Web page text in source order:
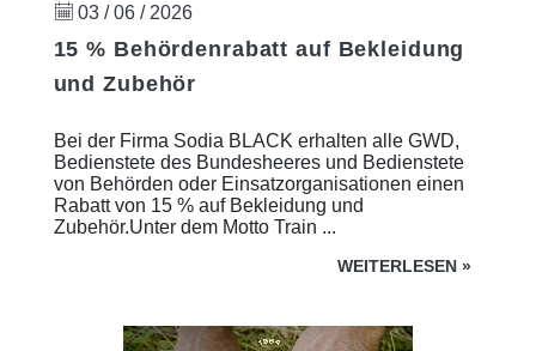
03 / 06 / 2026
15 % Behördenrabatt auf Bekleidung
und Zubehör
Bei der Firma Sodia BLACK erhalten alle GWD,
Bedienstete des Bundesheeres und Bedienstete
von Behörden oder Einsatzorganisationen einen
Rabatt von 15 % auf Bekleidung und
Zubehör.Unter dem Motto Train ...
WEITERLESEN »